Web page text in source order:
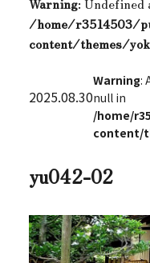
/home/r3514503/
content/themes/
2025.08.30
Warning:
null in
/home/
content/
yu042-02